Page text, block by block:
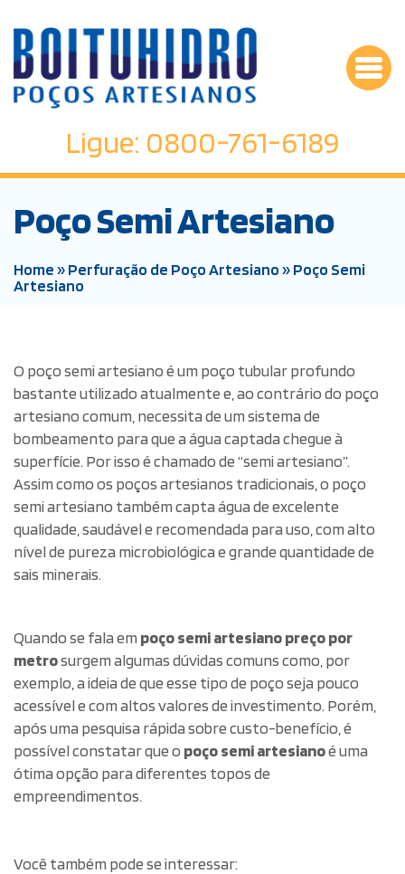
Ligue: 0800-761-6189
Poço Semi Artesiano
Home»Perfuração de Poço Artesiano»Poço Semi
Artesiano
O poço semi artesiano é um poço tubular profundo
bastante utilizado atualmente e, ao contrário do poço
artesiano comum, necessita de um sistema de
bombeamento para que a água captada chegue à
superfície. Por isso é chamado de “semi artesiano”.
Assim como os poços artesianos tradicionais, o poço
semi artesiano também capta água de excelente
qualidade, saudável e recomendada para uso, com alto
nível de pureza microbiológica e grande quantidade de
sais minerais.
Quando se fala em poço semi artesiano preço por
metrosurgem algumas dúvidas comuns como, por
exemplo, a ideia de que esse tipo de poço seja pouco
acessível e com altos valores de investimento. Porém,
após uma pesquisa rápida sobre custo-benefício, é
possível constatar que o poço semi artesianoé uma
ótima opção para diferentes topos de
empreendimentos.
Você também pode se interessar: